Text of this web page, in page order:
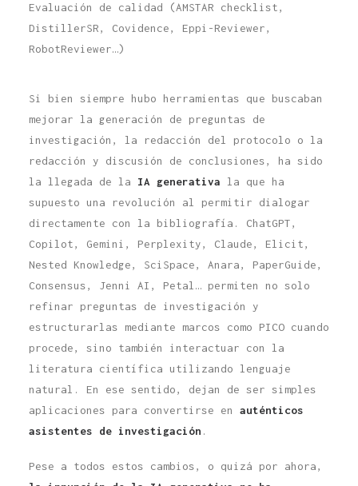
Evaluación de calidad (AMSTAR checklist,
DistillerSR, Covidence, Eppi-Reviewer,
RobotReviewer…)
Si bien siempre hubo herramientas que buscaban
mejorar la generación de preguntas de
investigación, la redacción del protocolo o la
redacción y discusión de conclusiones, ha sido
la llegada de la IA generativa la que ha
supuesto una revolución al permitir dialogar
directamente con la bibliografía. ChatGPT,
Copilot, Gemini, Perplexity, Claude, Elicit,
Nested Knowledge, SciSpace, Anara, PaperGuide,
Consensus, Jenni AI, Petal… permiten no solo
refinar preguntas de investigación y
estructurarlas mediante marcos como PICO cuando
procede, sino también interactuar con la
literatura científica utilizando lenguaje
natural. En ese sentido, dejan de ser simples
aplicaciones para convertirse en auténticos
asistentes de investigación .
Pese a todos estos cambios, o quizá por ahora,